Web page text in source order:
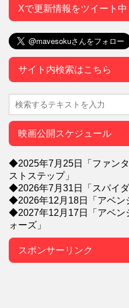
Xで更新情報をツイート中
サイト内検索はこちら
映画公開スケジュール
◆2025年7月25日「ファン
ストステップ」
◆2026年7月31日「スパイ
◆2026年12月18日「アベン
◆2027年12月17日「アベン
ォーズ」
スポンサーリンク